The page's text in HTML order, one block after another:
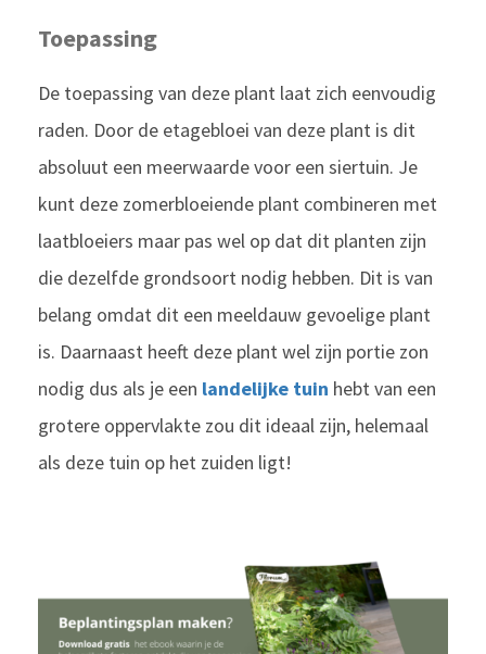
Toepassing
De toepassing van deze plant laat zich eenvoudig
raden. Door de etagebloei van deze plant is dit
absoluut een meerwaarde voor een siertuin. Je
kunt deze zomerbloeiende plant combineren met
laatbloeiers maar pas wel op dat dit planten zijn
die dezelfde grondsoort nodig hebben. Dit is van
belang omdat dit een meeldauw gevoelige plant
is. Daarnaast heeft deze plant wel zijn portie zon
nodig dus als je een landelijke tuin hebt van een
grotere oppervlakte zou dit ideaal zijn, helemaal
als deze tuin op het zuiden ligt!